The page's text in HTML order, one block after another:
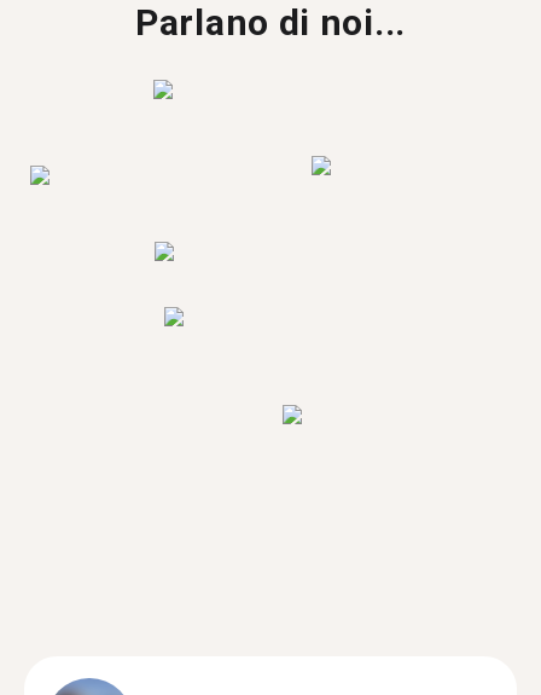
Parlano di noi...